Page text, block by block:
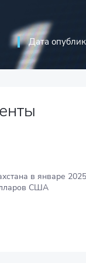
Дата
в январе 2025
США